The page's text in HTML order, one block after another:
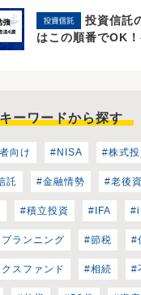
投資信託
はこの順番でOK
ーワードから探す
向け #NISA #株式
託 #金融情勢 #老後
#積立投資 #IFA
ランニング #節税 #
スファンド #相続 #